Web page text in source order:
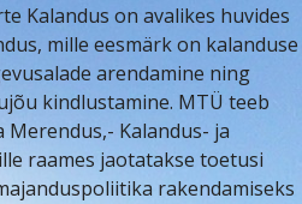
Kalandus on avalikes huvides
mille eesmärk on kalanduse
arendamine ning
kindlustamine. MTÜ teeb
Kalandus- ja
raames jaotatakse toetusi
rakendamiseks